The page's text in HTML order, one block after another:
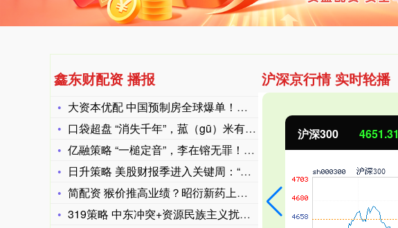
鑫东财配资 播报
大资本优配 中国预制房全球爆单！拆封84个巨型快递后直接变成
口袋超盘 “消失千年”，菰（gū）米有望重回餐桌！
亿融策略 “一槌定音”，李在镕无罪！三星电子股价创10个月以
日升策略 美股财报季进入关键周：“五巨头”将集中亮相 近1/
简配资 猴价推高业绩？昭衍新药上半年净利润预增 最高超137
319策略 中东冲突+资源民族主义扰动强化，有色金属向好，有
沪深京行情 实时轮播
沪深300 4651.31 -6.85 -0.15% 北证50 1122.88